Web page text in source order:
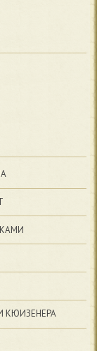
КЮИЗЕНЕРА